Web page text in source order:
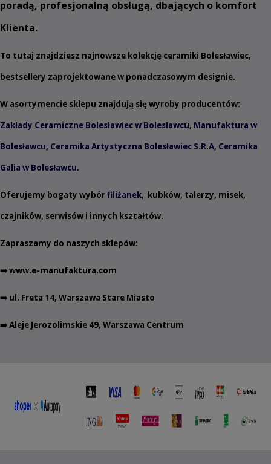
poradą, profesjonalną obsługą, dbających o komfort
Klienta.
To tutaj znajdziesz najnowsze kolekcję ceramiki Bolesławiec,
bestsellery zaprojektowane w ponadczasowym designie.
W asortymencie sklepu znajdują się wyroby producentów:
Zakłady Ceramiczne Bolesławiec w Bolesławcu, Manufaktura w
Bolesławcu, Ceramika Artystyczna Bolesławiec S.R.A, Ceramika
Galia w Bolesławcu.
Oferujemy bogaty wybórfiliżanek, kubków, talerzy, misek,
czajników, serwisów i innych kształtów.
Zapraszamy do naszych sklepów:
➡️www.e-manufaktura.com
➡️ ul. Freta 14, Warszawa Stare Miasto
➡️ Aleje Jerozolimskie 49, Warszawa Centrum